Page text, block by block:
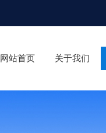
网站首页 关于我们